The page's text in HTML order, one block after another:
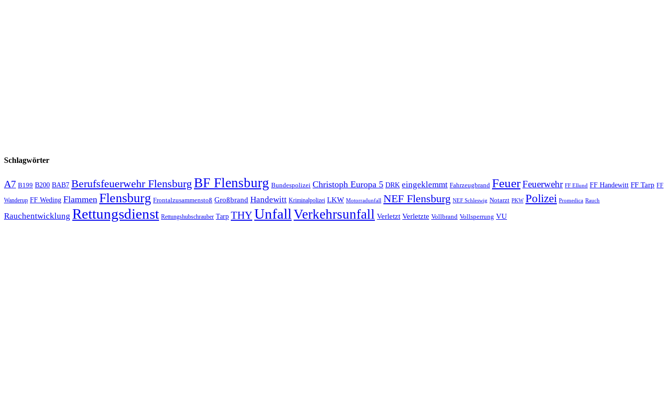
Schlagwörter
A7 B199 B200 BAB7 Berufsfeuerwehr Flensburg BF Flensburg Bundespolizei Christoph Europa 5 DRK eingeklemmt Fahrzeugbrand FeuerFeuerwehr FF Ellund FF Handewitt FF Tarp FF
Wanderup FF Weding Flammen Flensburg Frontalzusammenstoß Großbrand Handewitt Kriminalpolizei LKW Motorradunfall NEF Flensburg NEF Schleswig Notarzt PKW Polizei Promedica Rauch
Rauchentwicklung Rettungsdienst Rettungshubschrauber Tarp THYUnfall Verkehrsunfall Verletzt Verletzte Vollbrand Vollsperrung VU